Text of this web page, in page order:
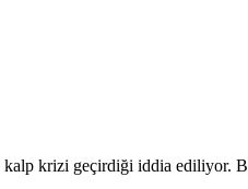
krizi geçirdiği iddia ediliyor.